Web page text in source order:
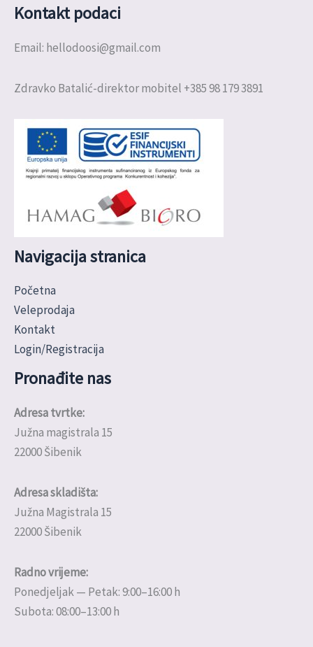
Kontakt podaci
Email: hellodoosi@gmail.com
Zdravko Batalić-direktor mobitel +385 98 179 3891
Navigacija stranica
Početna
Veleprodaja
Kontakt
Login/Registracija
Pronađite nas
Adresa tvrtke:
Južna magistrala 15
22000 Šibenik
Adresa skladišta:
Južna Magistrala 15
22000 Šibenik
Radno vrijeme:
Ponedjeljak — Petak: 9:00–16:00 h
Subota: 08:00–13:00 h